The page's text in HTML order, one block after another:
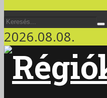
2026.08.08.